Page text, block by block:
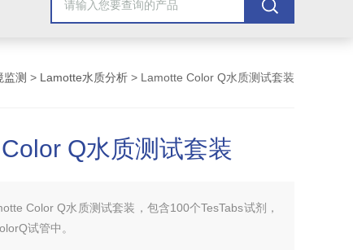
监测 > Lamotte水质分析 > Lamotte Color Q水质测试套装
Q水质测试套装
Color Q水质测试套装，包含100个TesTabs试剂，
试管中。